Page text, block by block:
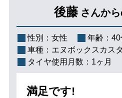
後藤 さんか
性別： 女性 年齢： 40
車種： エヌボックスカス
タイヤ使用月数： 1ヶ月
満足です!